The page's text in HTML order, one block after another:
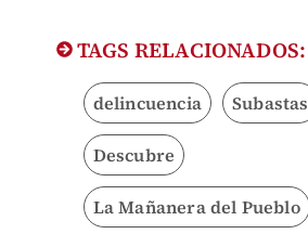
TAGS RELACIONADOS:
delincuencia Subastas
Descubre
La Mañanera del Pueblo